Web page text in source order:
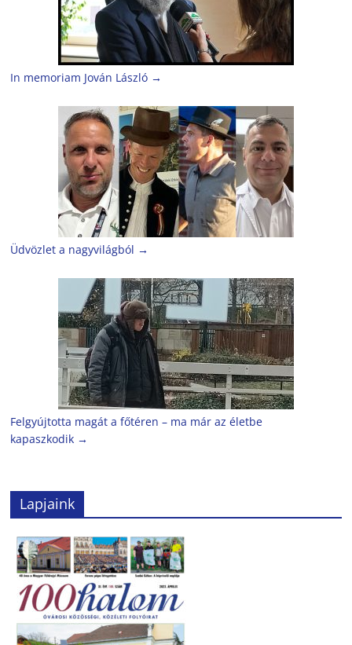
In memoriam Jován László →
Üdvözlet a nagyvilágból →
Felgyújtotta magát a főtéren – ma már az életbe
kapaszkodik →
Lapjaink